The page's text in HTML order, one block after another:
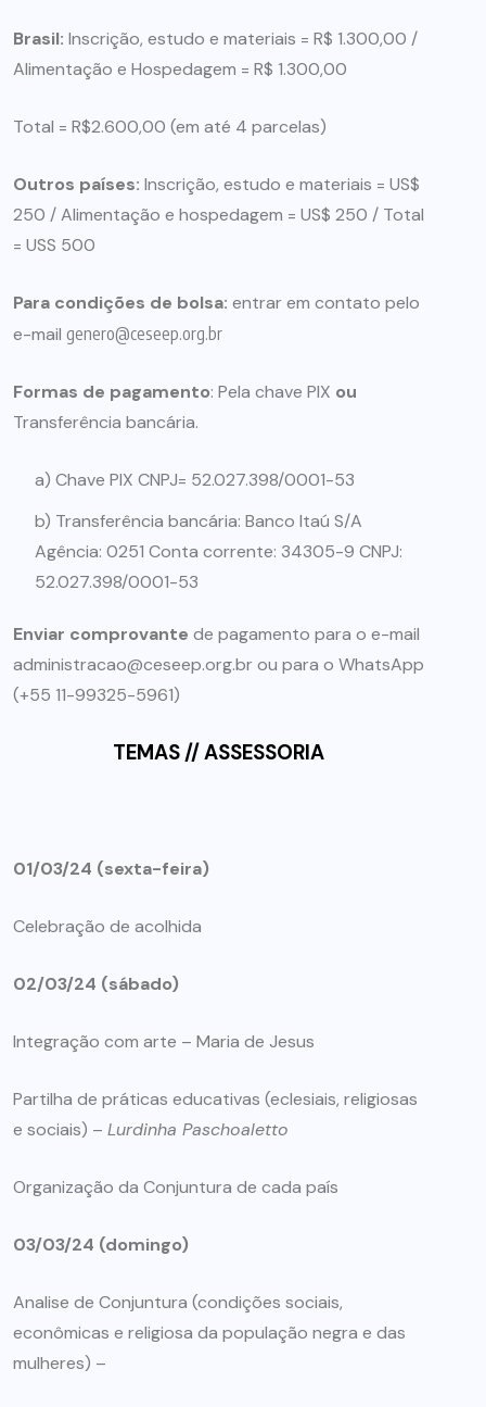
Brasil: Inscrição, estudo e materiais = R$ 1.300,00 /
Alimentação e Hospedagem = R$ 1.300,00
Total = R$2.600,00 (em até 4 parcelas)
Outros países: Inscrição, estudo e materiais = US$
250 / Alimentação e hospedagem = US$ 250 / Total
= USS 500
Para condições de bolsa: entrar em contato pelo
e-mail genero@ceseep.org.br
Formas de pagamento: Pela chave PIX ou
Transferência bancária.
a) Chave PIX CNPJ= 52.027.398/0001-53
b) Transferência bancária: Banco Itaú S/A
Agência: 0251 Conta corrente: 34305-9 CNPJ:
52.027.398/0001-53
Enviar comprovante de pagamento para o e-mail
administracao@ceseep.org.br ou para o WhatsApp
(+55 11-99325-5961)
TEMAS // ASSESSORIA
01/03/24 (sexta-feira)
Celebração de acolhida
02/03/24 (sábado)
Integração com arte – Maria de Jesus
Partilha de práticas educativas (eclesiais, religiosas
e sociais) – Lurdinha Paschoaletto
Organização da Conjuntura de cada país
03/03/24 (domingo)
Analise de Conjuntura (condições sociais,
econômicas e religiosa da população negra e das
mulheres) –